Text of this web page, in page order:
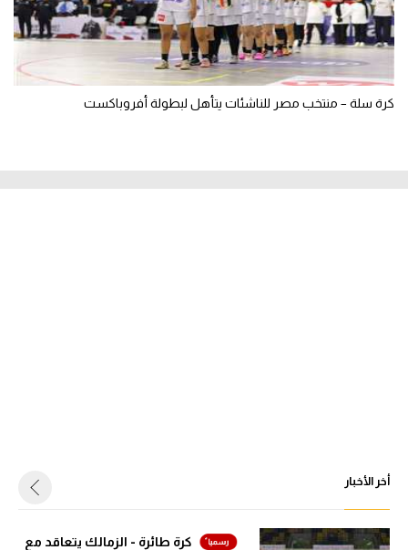
كرة سلة – منتخب مصر للناشئات يتأهل لبطولة أفروباكست
أخر الأخبار
كرة طائرة - الزمالك يتعاقد مع